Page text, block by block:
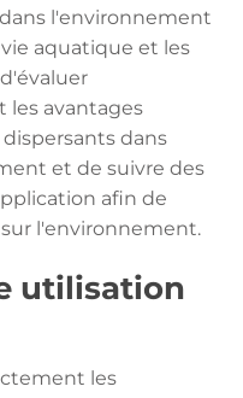
l'environnement
aquatique et les
les avantages
dans
et de suivre des
afin de
l'environnement.
utilisation
les